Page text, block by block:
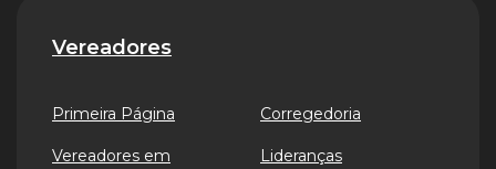
Vereadores
Primeira Página
Vereadores em
Corregedoria
Lideranças